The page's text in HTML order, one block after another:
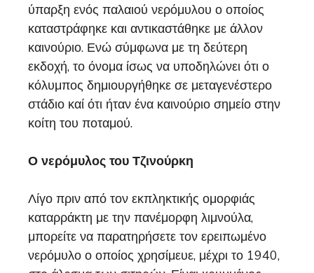
ύπαρξη ενός παλαιού νερόμυλου ο οποίος
καταστράφηκε και αντικαστάθηκε με άλλον
καινούριο. Ενώ σύμφωνα με τη δεύτερη
εκδοχή, το όνομα ίσως να υποδηλώνει ότι ο
κόλυμπος δημιουργήθηκε σε μεταγενέστερο
στάδιο καί ότι ήταν ένα καινούριο σημείο στην
κοίτη του ποταμού.
Ο νερόμυλος του Τζινούρκη
Λίγο πριν από τον εκπληκτικής ομορφιάς
καταρράκτη με την πανέμορφη λιμνούλα,
μπορείτε να παρατηρήσετε τον ερειπωμένο
νερόμυλο ο οποίος χρησίμευε, μέχρι το 1940,